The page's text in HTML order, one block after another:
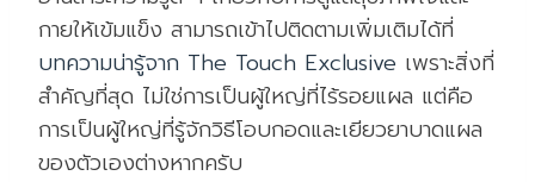
กายให้เข้มแข็ง สามารถเข้าไปติดตามเพิ่มเติมได้ที่
บทความน่ารู้จาก The Touch Exclusive เพราะสิ่งที่
สำคัญที่สุด ไม่ใช่การเป็นผู้ใหญ่ที่ไร้รอยแผล แต่คือ
การเป็นผู้ใหญ่ที่รู้จักวิธีโอบกอดและเยียวยาบาดแผล
ของตัวเองต่างหากครับ